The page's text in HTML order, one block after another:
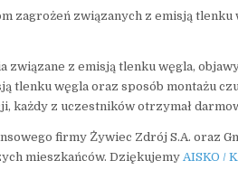
zagrożeń związanych z emisją
z emisją tlenku węgla,
tlenku węgla oraz sposób montażu
każdy z uczestników otrzymał
firmy Żywiec Zdrój S.A.
mieszkańców. Dziękujemy AISKO /